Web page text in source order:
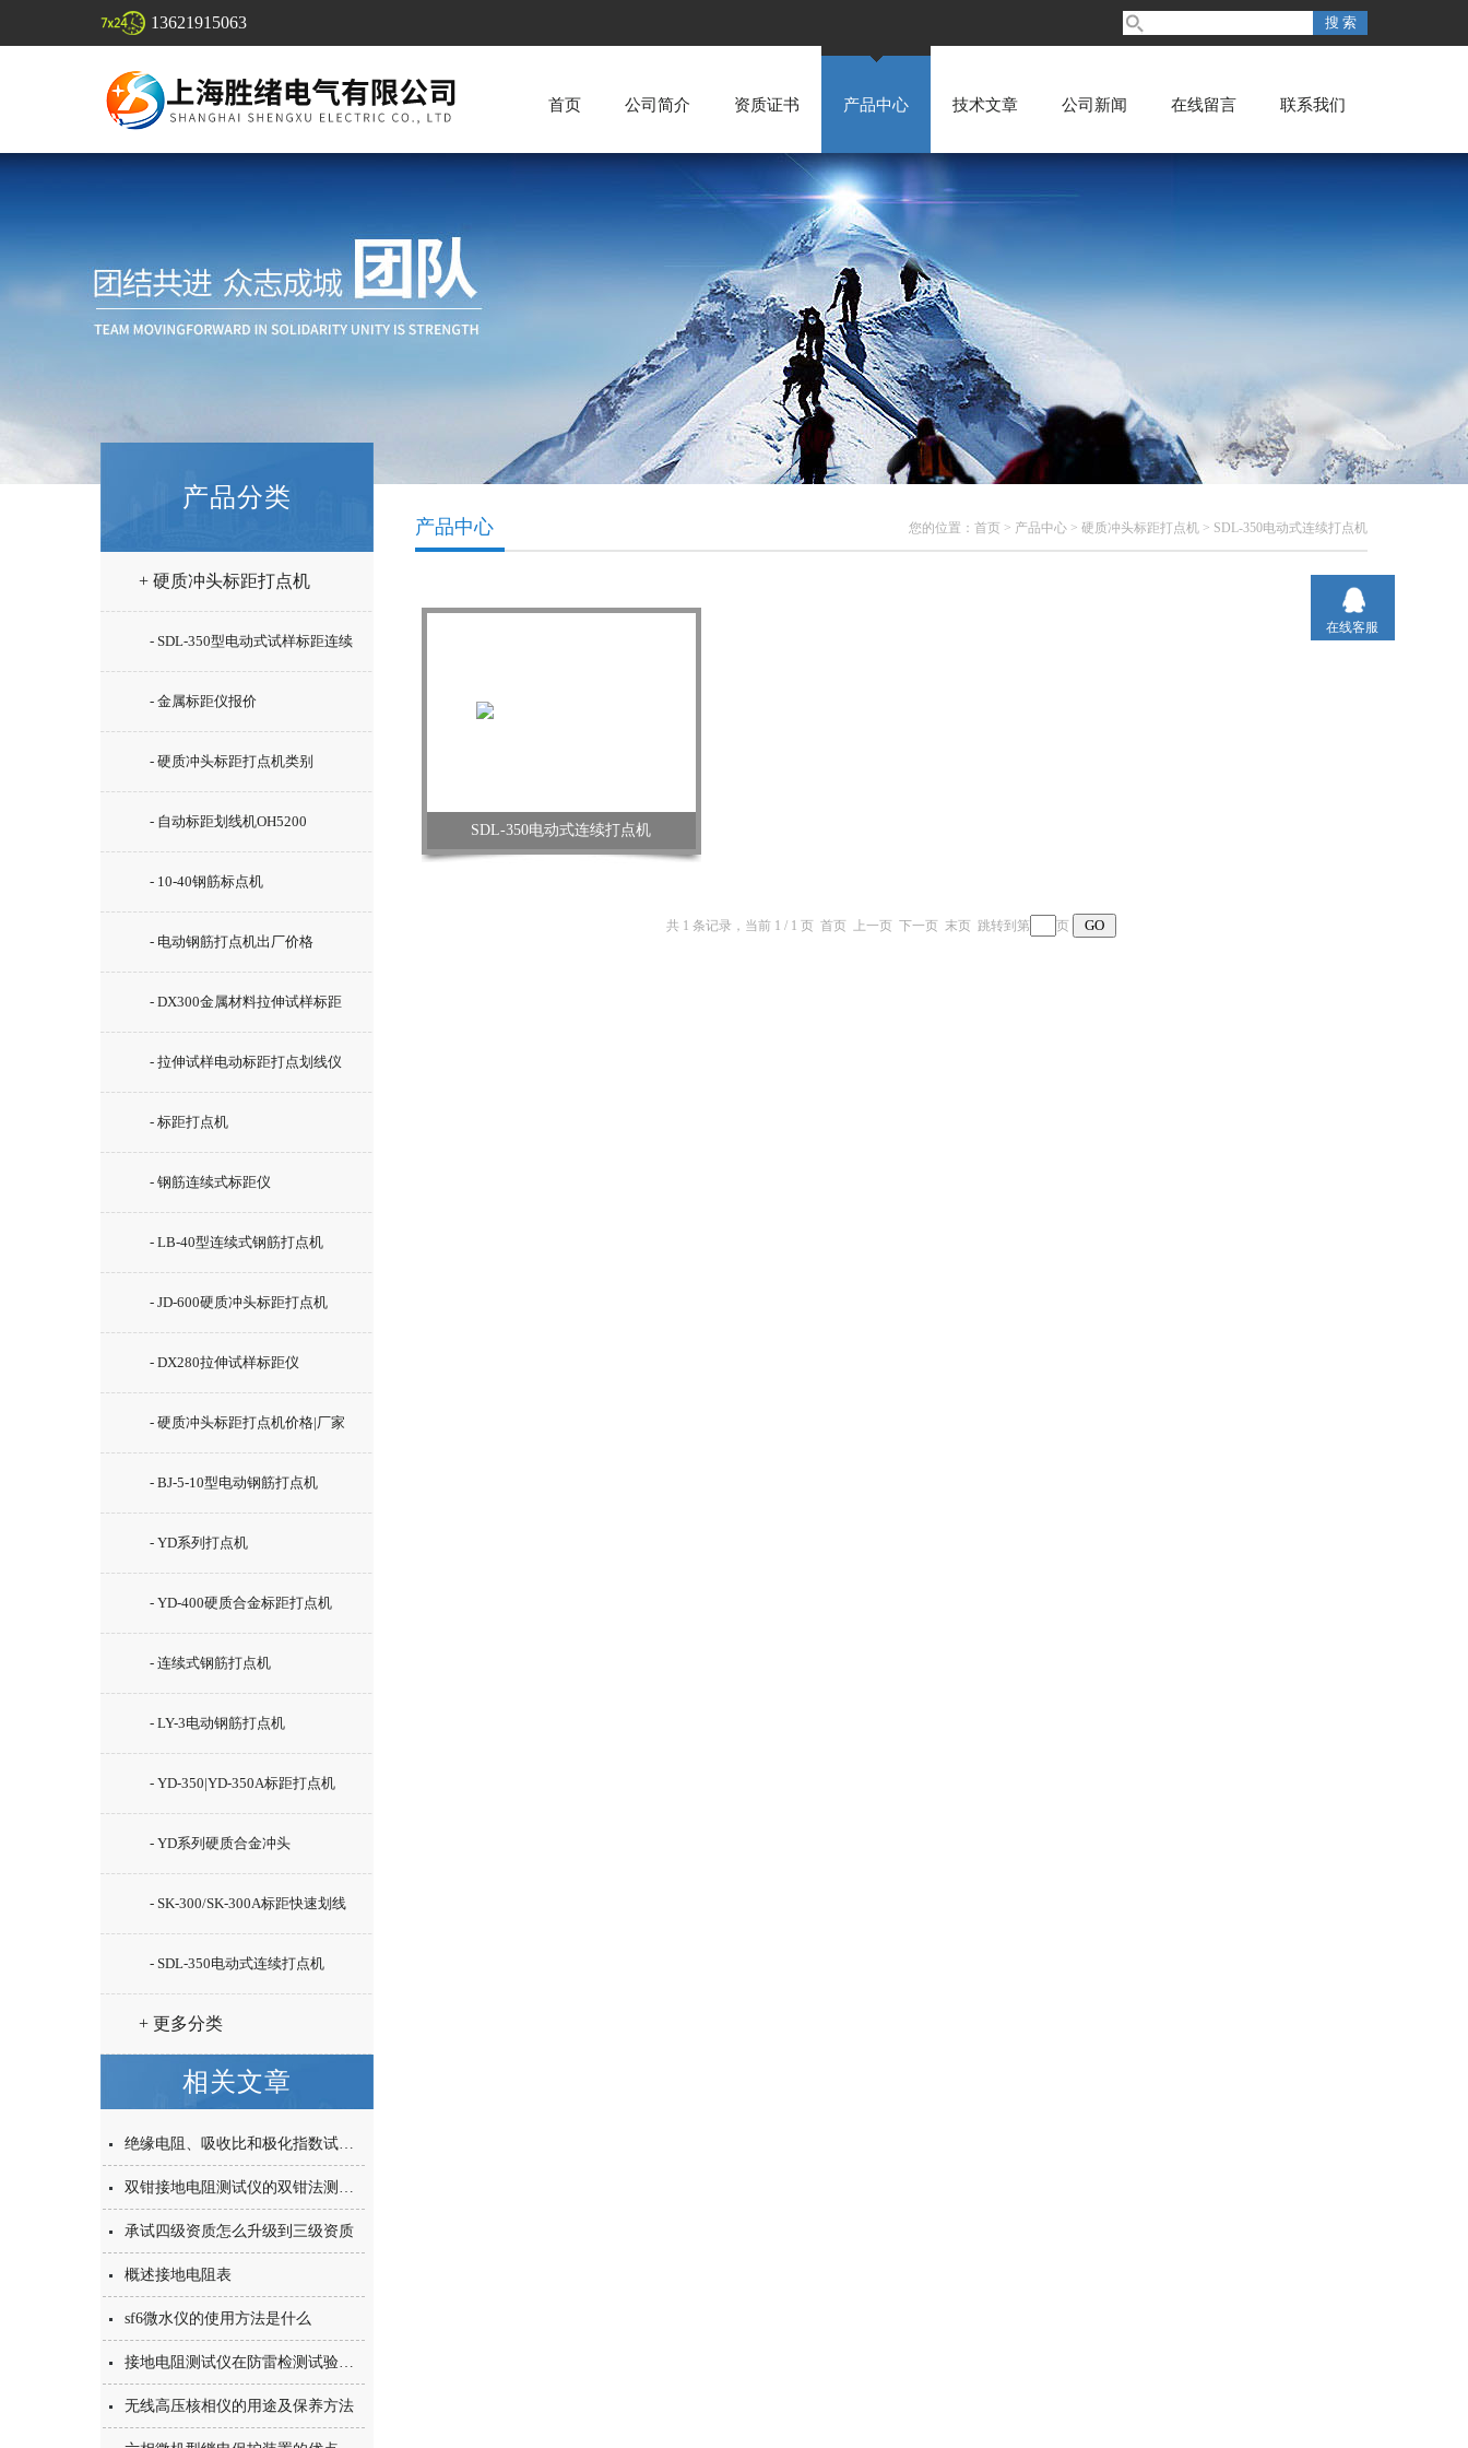
13621915063
首页 公司简介 资质证书 产品中心 技术文章 公司新闻 在线留言 联系我们
产品分类
+ 硬质冲头标距打点机
- SDL-350型电动式试样标距连续
打点机型号
- 金属标距仪报价
- 硬质冲头标距打点机类别
- 自动标距划线机OH5200
- 10-40钢筋标点机
- 电动钢筋打点机出厂价格
- DX300金属材料拉伸试样标距
仪
- 拉伸试样电动标距打点划线仪
- 标距打点机
- 钢筋连续式标距仪
- LB-40型连续式钢筋打点机
- JD-600硬质冲头标距打点机
- DX280拉伸试样标距仪
- 硬质冲头标距打点机价格|厂家
- BJ-5-10型电动钢筋打点机
- YD系列打点机
- YD-400硬质合金标距打点机
- 连续式钢筋打点机
- LY-3电动钢筋打点机
- YD-350|YD-350A标距打点机
- YD系列硬质合金冲头
- SK-300/SK-300A标距快速划线
机
- SDL-350电动式连续打点机
+ 更多分类
相关文章
绝缘电阻、吸收比和极化指数试验规程
双钳接地电阻测试仪的双钳法测量原理
承试四级资质怎么升级到三级资质
概述接地电阻表
sf6微水仪的使用方法是什么
接地电阻测试仪在防雷检测试验中的应用
无线高压核相仪的用途及保养方法
您的位置： 首页 > 产品中心 > 硬质冲头标距打点机 > SDL-350电动式连续打点机
产品中心
SDL-350电动式连续打点机
共 1 条记录，当前 1 / 1 页 首页 上一页 下一页 末页 跳转到第 页
在线客服